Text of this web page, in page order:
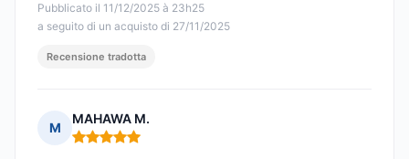
Pubblicato il 11/12/2025 à 23h25
a seguito di un acquisto di 27/11/2025
Recensione tradotta
M
MAHAWA M.
Nota: 5 su 5